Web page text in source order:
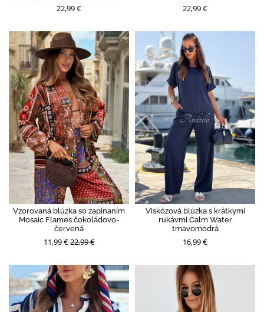
22,99 € 22,99 €
Vzorovaná blúzka so zapínaním
Mosaic Flames čokoládovo-
červená
11,99 €22,99 €
Viskózová blúzka s krátkymi
rukávmi Calm Water
tmavomodrá
16,99 €